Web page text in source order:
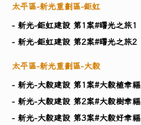
太平區-新光重劃區-鉅虹
- 新光-鉅虹建設 第1案#曙光之旅1
- 新光-鉅虹建設 第2案#曙光之旅2
太平區-新光重劃區-大毅
- 新光-大毅建設 第1案#大毅植幸福
- 新光-大毅建設 第2案#大毅樹幸福
- 新光-大毅建設 第3案#大毅好幸福